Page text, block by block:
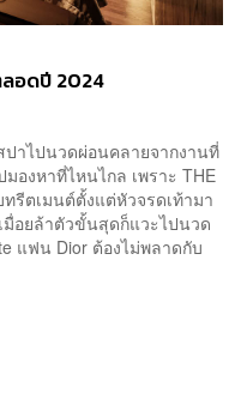
อดปี 2024
ปาไปนวดผ่อนคลายจากงานที่
องหาที่ไหนไกล เพราะ THE
ทรีตเมนต์ตั้งแต่หัวจรดเท้ามา
มื่อยล้าตัวขั้นสุดก็แวะไปนวด
แฟน Dior ต้องไม่พลาดกับ